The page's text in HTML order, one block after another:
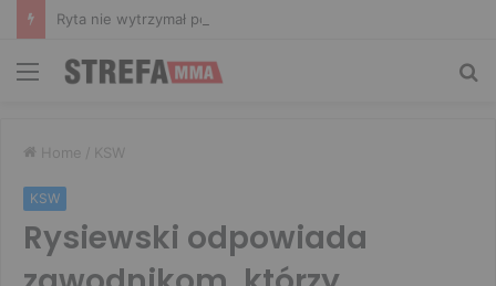
Menu
Home / KSW
KSW
Rysiewski odpowiada